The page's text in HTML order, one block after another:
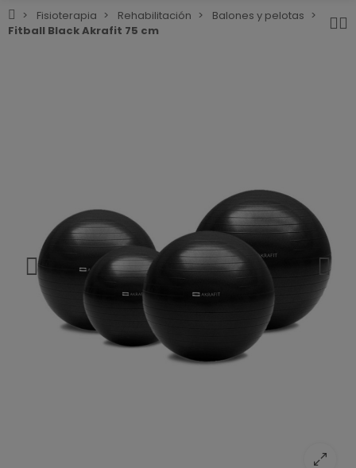
Fisioterapia Rehabilitación
Balones y pelotas
Fitball Black Akrafit 75 cm